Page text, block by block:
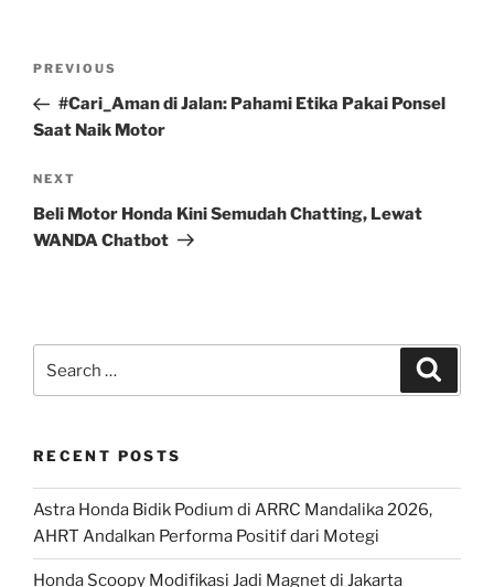
Previous
Post
PREVIOUS
#Cari_Aman di Jalan: Pahami Etika Pakai Ponsel
Saat Naik Motor
Next
Post
NEXT
Beli Motor Honda Kini Semudah Chatting, Lewat
WANDA Chatbot
for:
RECENT POSTS
Astra Honda Bidik Podium di ARRC Mandalika 2026,
AHRT Andalkan Performa Positif dari Motegi
Honda Scoopy Modifikasi Jadi Magnet di Jakarta